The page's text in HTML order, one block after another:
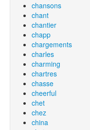
chansons
chant
chantier
chapp
chargements
charles
charming
chartres
chasse
cheerful
chet
chez
china